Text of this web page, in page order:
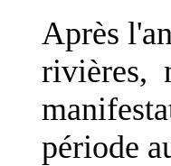
Après
rivières,
période